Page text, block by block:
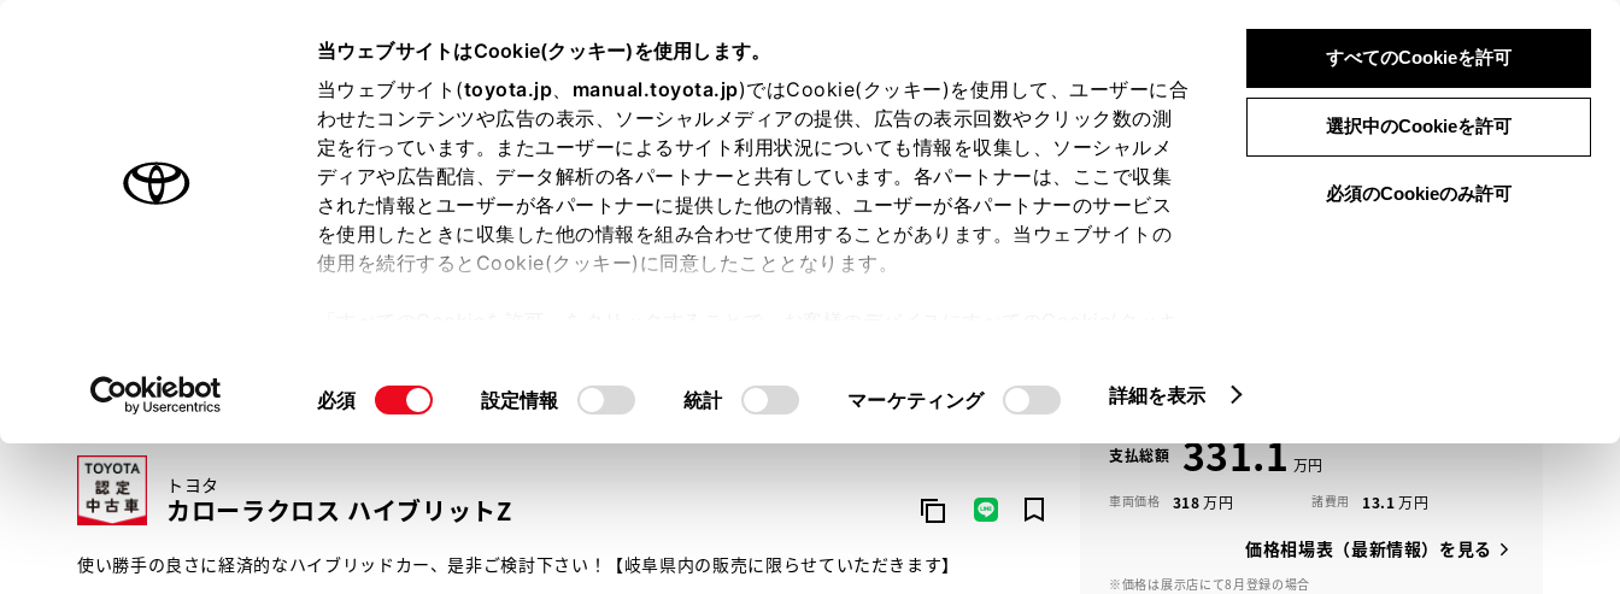
当ウェブサイトはCookie(クッキー)を使用します。
当ウェブサイト(toyota.jp、 manual.toyota.jp)ではCookie(クッキー)を使用して、ユーザーに合
わせたコンテンツや広告の表示、ソーシャルメディアの提供、広告の表示回数やクリック数の測
定を行っています。またユーザーによるサイト利用状況についても情報を収集し、ソーシャルメ
ディアや広告配信、データ解析の各パートナーと共有しています。各パートナーは、ここで収集
された情報とユーザーが各パートナーに提供した他の情報、ユーザーが各パートナーのサービス
を使用したときに収集した他の情報を組み合わせて使用することがあります。当ウェブサイトの
使用を続行するとCookie(クッキー)に同意したこととなります。
て」をご覧ください。
同
択
必須 設定情報 統計 マーケティング 詳細を表示
すべてのCookieを許可
選択中のCookieを許可
必須のCookieのみ許可
ログイン 検索 メニュー
オーナーサポート トピックス
トヨタ認定中古車 メニュー
トヨタ認定中古車の魅力 3つの買い方 オンライン購入お気に入り 保存した見積り
トヨタ
カローラクロス ハイブリットZ
使い勝手の良さに経済的なハイブリッドカー、是非ご検討下さい！【岐阜県内の販売に限らせていただきます】
支払総額 331.1
車両価格 318 諸費用 13.1
価格相場表（最新情報）を見る
※価格は展示店にて8月登録の場合